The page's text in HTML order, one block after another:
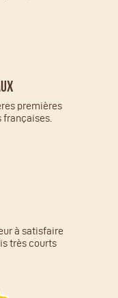
premières
françaises.
à satisfaire
très courts